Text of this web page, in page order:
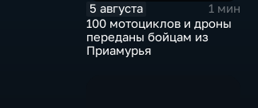
5 августа
1 мин
100 мотоциклов и дроны
переданы бойцам из
Приамурья